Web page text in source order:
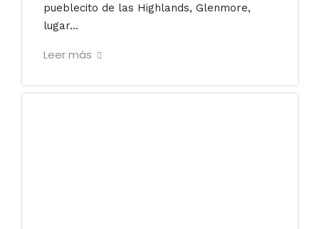
pueblecito de las Highlands, Glenmore,
lugar...
Leer más